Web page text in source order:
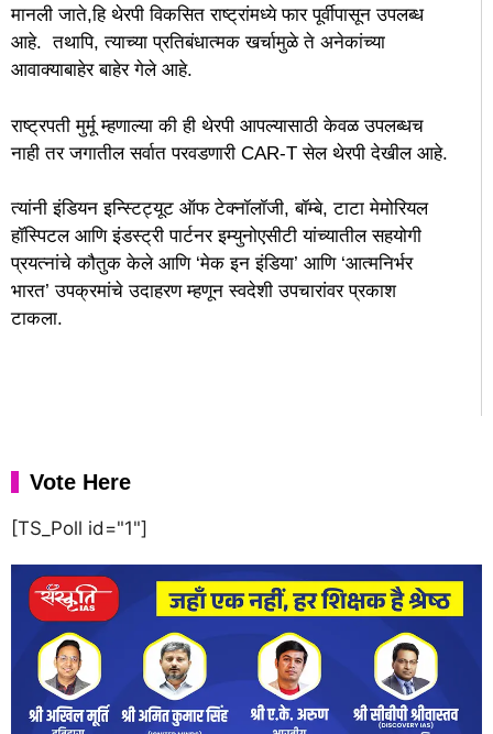
मानली जाते,हि थेरपी विकसित राष्ट्रांमध्ये फार पूर्वीपासून उपलब्ध
आहे. तथापि, त्याच्या प्रतिबंधात्मक खर्चामुळे ते अनेकांच्या
आवाक्याबाहेर बाहेर गेले आहे.
राष्ट्रपती मुर्मू म्हणाल्या की ही थेरपी आपल्यासाठी केवळ उपलब्धच
नाही तर जगातील सर्वात परवडणारी CAR-T सेल थेरपी देखील आहे.
त्यांनी इंडियन इन्स्टिट्यूट ऑफ टेक्नॉलॉजी, बॉम्बे, टाटा मेमोरियल
हॉस्पिटल आणि इंडस्ट्री पार्टनर इम्युनोएसीटी यांच्यातील सहयोगी
प्रयत्नांचे कौतुक केले आणि ‘मेक इन इंडिया’ आणि ‘आत्मनिर्भर
भारत’ उपक्रमांचे उदाहरण म्हणून स्वदेशी उपचारांवर प्रकाश
टाकला.
Vote Here
[TS_Poll id="1"]